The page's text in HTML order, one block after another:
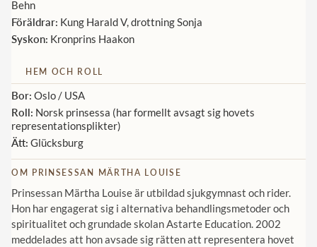
Jordanska kungahuset
Japanska kejsarhuset
Thailändska kungahuset
Marockanska kungahuset
Monacos furstehus
Behn
Föräldrar: Kung Harald V, drottning Sonja
Syskon: Kronprins Haakon
HEM OCH ROLL
Bor: Oslo / USA
Roll: Norsk prinsessa (har formellt avsagt sig hovets
representationsplikter)
Ätt: Glücksburg
OM PRINSESSAN MÄRTHA LOUISE
Prinsessan Märtha Louise är utbildad sjukgymnast och rider.
Hon har engagerat sig i alternativa behandlingsmetoder och
spiritualitet och grundade skolan Astarte Education. 2002
meddelades att hon avsade sig rätten att representera hovet